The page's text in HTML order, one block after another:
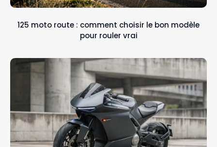
125 moto route : comment choisir le bon modèle
pour rouler vrai